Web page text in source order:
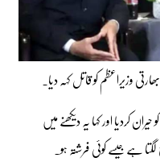
وزیراعظم کو قاتل کہہ دیا۔
کردیا اور کہا یہ دیکھنے میں
ہے جیسے کوئی فرشتہ ہو۔